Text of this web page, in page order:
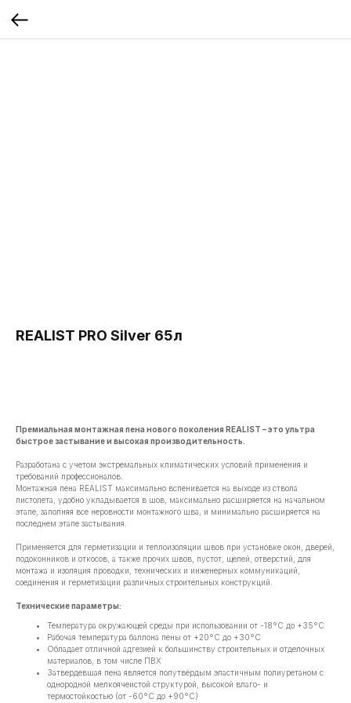
REALIST PRO Silver 65л
Премиальная монтажная пена нового поколения REALIST – это ультра
быстрое застывание и высокая производительность.
Разработана с учетом экстремальных климатических условий применения и
требований профессионалов.
Монтажная пена REALIST максимально вспенивается на выходе из ствола
пистолета, удобно укладывается в шов, максимально расширяется на начальном
этапе, заполняя все неровности монтажного шва, и минимально расширяется на
последнем этапе застывания.
Применяется для герметизации и теплоизоляции швов при установке окон, дверей,
подоконников и откосов, а также прочих швов, пустот, щелей, отверстий, для
монтажа и изоляция проводки, технических и инженерных коммуникаций,
соединения и герметизации различных строительных конструкций.
Технические параметры:
Температура окружающей среды при использовании от -18°C до +35°C
Рабочая температура баллона пены от +20°C до +30°C
Обладает отличной адгезией к большинству строительных и отделочных
материалов, в том числе ПВХ
Затвердевшая пена является полутвёрдым эластичным полиуретаном с
однородной мелкоячеистой структурой, высокой влаго- и
термостойкостью (от -60°C до +90°C)